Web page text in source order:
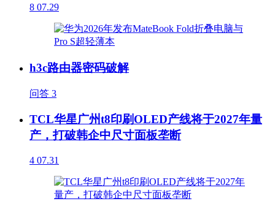
8 07.29
h3c路由器密码破解
问答 3
TCL华星广州t8印刷OLED产线将于2027年量
产，打破韩企中尺寸面板垄断
4 07.31